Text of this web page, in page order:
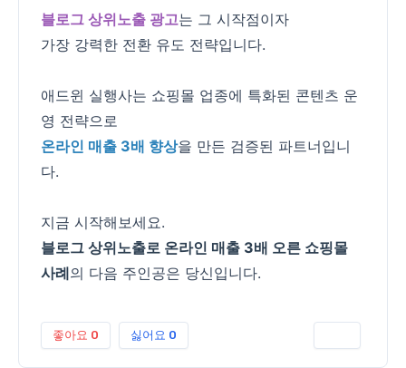
블로그 상위노출 광고는 그 시작점이자
가장 강력한 전환 유도 전략입니다.
애드윈 실행사는 쇼핑몰 업종에 특화된 콘텐츠 운
영 전략으로
온라인 매출 3배 향상을 만든 검증된 파트너입니
다.
지금 시작해보세요.
블로그 상위노출로 온라인 매출 3배 오른 쇼핑몰
사례의 다음 주인공은 당신입니다.
좋아요 0 싫어요 0